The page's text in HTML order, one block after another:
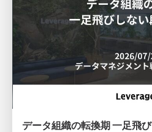
データ組織の転換期 一足飛